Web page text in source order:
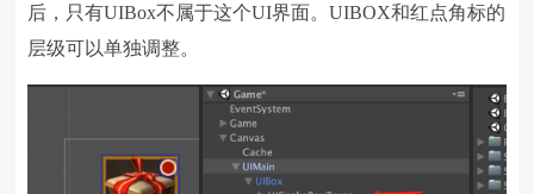
后，只有UIBox不属于这个UI界面。UIBOX和红点角标的
层级可以单独调整。